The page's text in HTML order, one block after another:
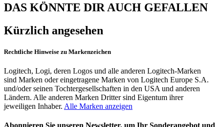
DAS KÖNNTE DIR AUCH GEFALLEN
Kürzlich angesehen
Rechtliche Hinweise zu Markenzeichen
Logitech, Logi, deren Logos und alle anderen Logitech-Marken
sind Marken oder eingetragene Marken von Logitech Europe S.A.
und/oder seinen Tochtergesellschaften in den USA und anderen
Ländern. Alle anderen Marken Dritter sind Eigentum ihrer
jeweiligen Inhaber. Alle Marken anzeigen